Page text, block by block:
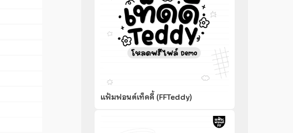
แฟ้มฟอนต์เท็ดดี้ (FFTeddy)